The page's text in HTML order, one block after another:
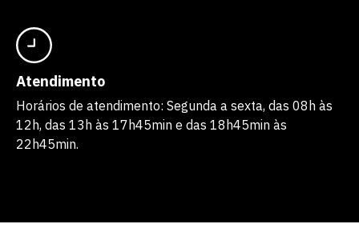
Atendimento
Horários de atendimento: Segunda a sexta, das 08h às
12h, das 13h às 17h45min e das 18h45min às
22h45min.